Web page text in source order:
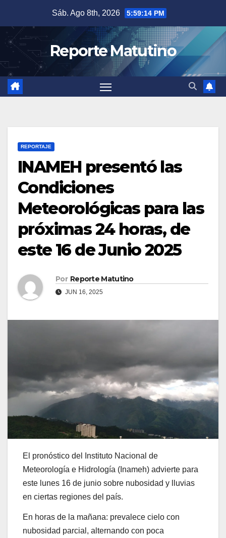
contenido
Sáb. Ago 8th, 2026 5:59:15 PM
Reporte Matutino
REPORTAJE
INAMEH presentó las
Condiciones
Meteorológicas para las
próximas 24 horas, de
este 16 de Junio 2025
Por Reporte Matutino
JUN 16, 2025
El pronóstico del Instituto Nacional de
Meteorología e Hidrología (Inameh) advierte para
este lunes 16 de junio sobre nubosidad y lluvias
en ciertas regiones del país.
En horas de la mañana: prevalece cielo con
nubosidad parcial, alternando con poca